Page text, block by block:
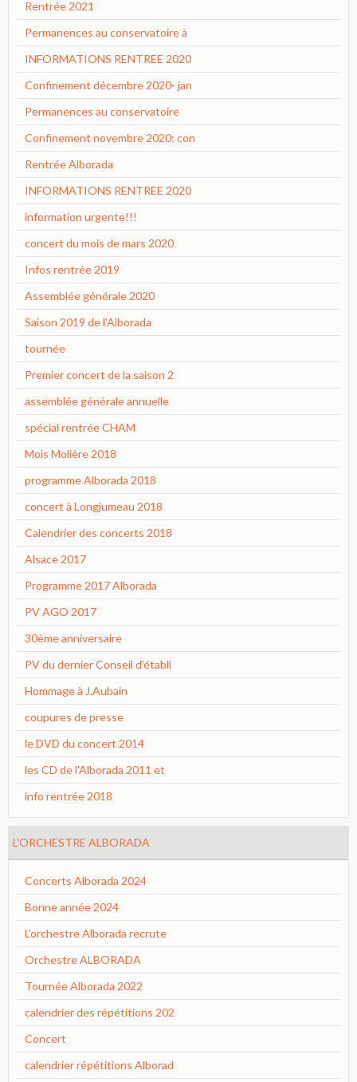
Rentrée 2021
Permanences au conservatoire à
INFORMATIONS RENTREE 2020
Confinement décembre 2020- jan
Permanences au conservatoire
Confinement novembre 2020: con
Rentrée Alborada
INFORMATIONS RENTREE 2020
information urgente!!!
concert du mois de mars 2020
Infos rentrée 2019
Assemblée générale 2020
Saison 2019 de l'Alborada
tournée
Premier concert de la saison 2
assemblée générale annuelle
spécial rentrée CHAM
Mois Molière 2018
programme Alborada 2018
concert à Longjumeau 2018
Calendrier des concerts 2018
Alsace 2017
Programme 2017 Alborada
PV AGO 2017
30ème anniversaire
PV du dernier Conseil d’établi
Hommage à J.Aubain
coupures de presse
le DVD du concert 2014
les CD de l'Alborada 2011 et
info rentrée 2018
L'ORCHESTRE ALBORADA
Concerts Alborada 2024
Bonne année 2024
L'orchestre Alborada recrute
Orchestre ALBORADA
Tournée Alborada 2022
calendrier des répétitions 202
Concert
calendrier répétitions Alborad